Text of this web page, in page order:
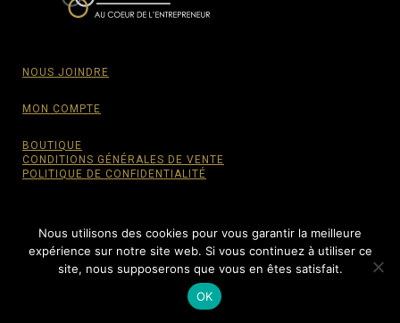
NOUS JOINDRE
MON COMPTE
BOUTIQUE
CONDITIONS GÉNÉRALES DE VENTE
POLITIQUE DE CONFIDENTIALITÉ
© SYNAXON EXPANSION, 2015-2022 - Tous droits
réservés.
Nous utilisons des cookies pour vous garantir la meilleure
expérience sur notre site web. Si vous continuez à utiliser ce
site, nous supposerons que vous en êtes satisfait.
OK